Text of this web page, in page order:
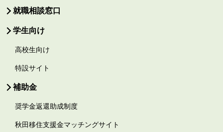
就職相談窓口
学生向け
高校生向け
特設サイト
補助金
奨学金返還助成制度
秋田移住支援金マッチングサイト